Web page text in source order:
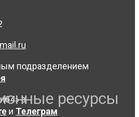
подразделением
в
и Телеграм
ресурсы